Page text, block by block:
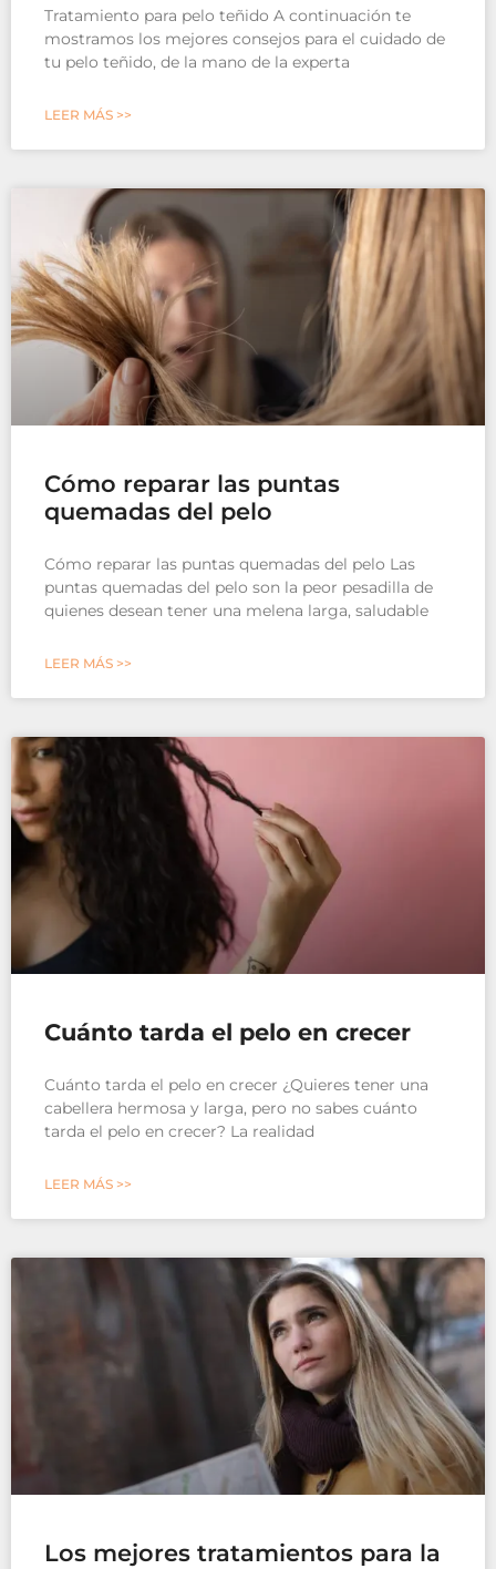
Tratamiento para pelo teñido A continuación te
mostramos los mejores consejos para el cuidado de
tu pelo teñido, de la mano de la experta
LEER MÁS >>
Cómo reparar las puntas
quemadas del pelo
Cómo reparar las puntas quemadas del pelo Las
puntas quemadas del pelo son la peor pesadilla de
quienes desean tener una melena larga, saludable
LEER MÁS >>
Cuánto tarda el pelo en crecer
Cuánto tarda el pelo en crecer ¿Quieres tener una
cabellera hermosa y larga, pero no sabes cuánto
tarda el pelo en crecer? La realidad
LEER MÁS >>
Los mejores tratamientos para la